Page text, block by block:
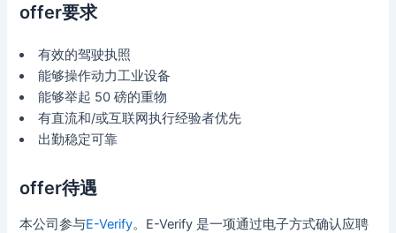
offer要求
有效的驾驶执照
能够操作动力工业设备
能够举起 50 磅的重物
有直流和/或互联网执行经验者优先
出勤稳定可靠
offer待遇
本公司参与E-Verify。E-Verify 是一项通过电子方式确认应聘